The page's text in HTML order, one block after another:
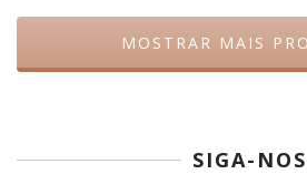
MOSTRAR MAIS
SIGA-NOS